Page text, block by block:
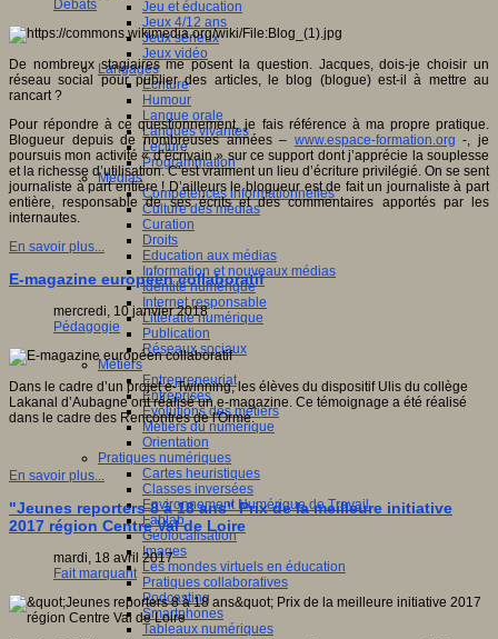
Jeu et éducation
Jeux 4/12 ans
Jeux sérieux
Jeux vidéo
Langages
Ecriture
Humour
Langue orale
Langues vivantes
Lecture
Programmation
Médias
Compétences informationnelles
Culture des médias
Curation
Droits
Education aux médias
Information et nouveaux médias
Identité numérique
Internet responsable
Littératie numérique
Publication
Réseaux sociaux
Métiers
Entrepreneuriat
Entreprises
Evolutions des métiers
Métiers du numérique
Orientation
Pratiques numériques
Cartes heuristiques
Classes inversées
Environnement Numérique de Travail
Fablab
Géolocalisation
Images
Les mondes virtuels en éducation
Pratiques collaboratives
Podcasting
Smartphones
Tableaux numériques
Débats
De nombreux stagiaires me posent la question. Jacques, dois-je choisir un
réseau social pour publier des articles, le blog (blogue) est-il à mettre au
rancart ?
Pour répondre à ce questionnement, je fais référence à ma propre pratique.
Blogueur depuis de nombreuses années – www.espace-formation.org -, je
poursuis mon activité « d’écrivain » sur ce support dont j’apprécie la souplesse
et la richesse d’utilisation. C’est vraiment un lieu d’écriture privilégié. On se sent
journaliste à part entière ! D’ailleurs le blogueur est de fait un journaliste à part
entière, responsable de ses écrits et des commentaires apportés par les
internautes.
En savoir plus...
E-magazine européen collaboratif
mercredi, 10 janvier 2018
Pédagogie
Dans le cadre d’un projet e-Twinning, les élèves du dispositif Ulis du collège
Lakanal d’Aubagne ont réalisé un e-magazine. Ce témoignage a été réalisé
dans le cadre des Rencontres de l'Orme.
En savoir plus...
"Jeunes reporters 8 à 18 ans" Prix de la meilleure initiative
2017 région Centre Val de Loire
mardi, 18 avril 2017
Fait marquant